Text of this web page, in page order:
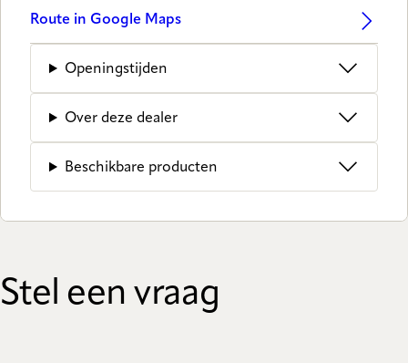
Route in Google Maps
Openingstijden
Over deze dealer
Beschikbare producten
Stel een vraag